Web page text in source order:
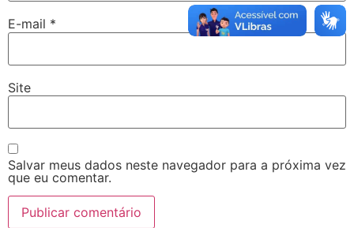
E-mail *
Site
Salvar meus dados neste navegador para a próxima vez
que eu comentar.